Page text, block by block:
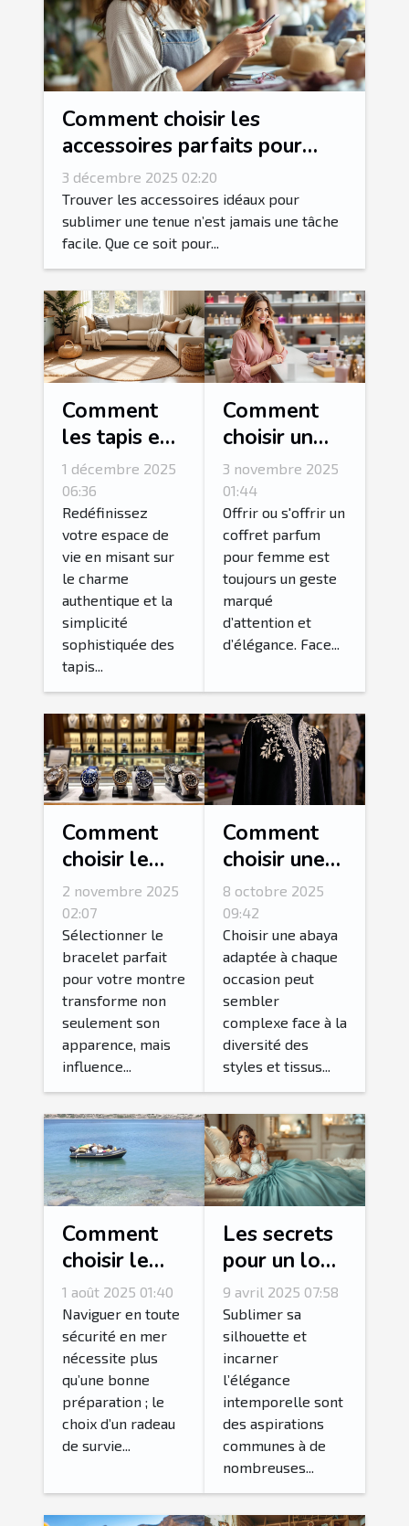
Comment choisir les
accessoires parfaits pour
votre style vestimentaire ?
3 décembre 2025 02:20
Trouver les accessoires idéaux pour
sublimer une tenue n’est jamais une tâche
facile. Que ce soit pour...
Comment
les tapis en
jute peuvent
transformer
votre
intérieur ?
1 décembre 2025
06:36
Redéfinissez
votre espace de
vie en misant sur
le charme
authentique et la
simplicité
sophistiquée des
tapis...
Comment
choisir un
coffret
parfum pour
femme idéal
?
3 novembre 2025
01:44
Offrir ou s'offrir un
coffret parfum
pour femme est
toujours un geste
marqué
d’attention et
d’élégance. Face...
Comment
choisir le
bracelet
idéal pour
votre
montre ?
2 novembre 2025
02:07
Sélectionner le
bracelet parfait
pour votre montre
transforme non
seulement son
apparence, mais
influence...
Comment
choisir une
abaya
adaptée à
chaque
occasion ?
8 octobre 2025
09:42
Choisir une abaya
adaptée à chaque
occasion peut
sembler
complexe face à la
diversité des
styles et tissus...
Comment
choisir le
bon radeau
de survie
pour votre
équipage ?
1 août 2025 01:40
Naviguer en toute
sécurité en mer
nécessite plus
qu’une bonne
préparation ; le
choix d’un radeau
de survie...
Les secrets
pour un look
glamoureux
avec des
corsets et
bustiers
9 avril 2025 07:58
Sublimer sa
silhouette et
incarner
l’élégance
intemporelle sont
des aspirations
communes à de
nombreuses...